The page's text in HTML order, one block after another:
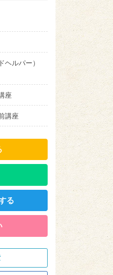
ヘルパー）
座
講座
る